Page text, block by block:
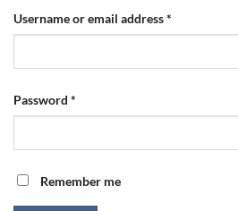
Username or email address*
Password *
Remember me